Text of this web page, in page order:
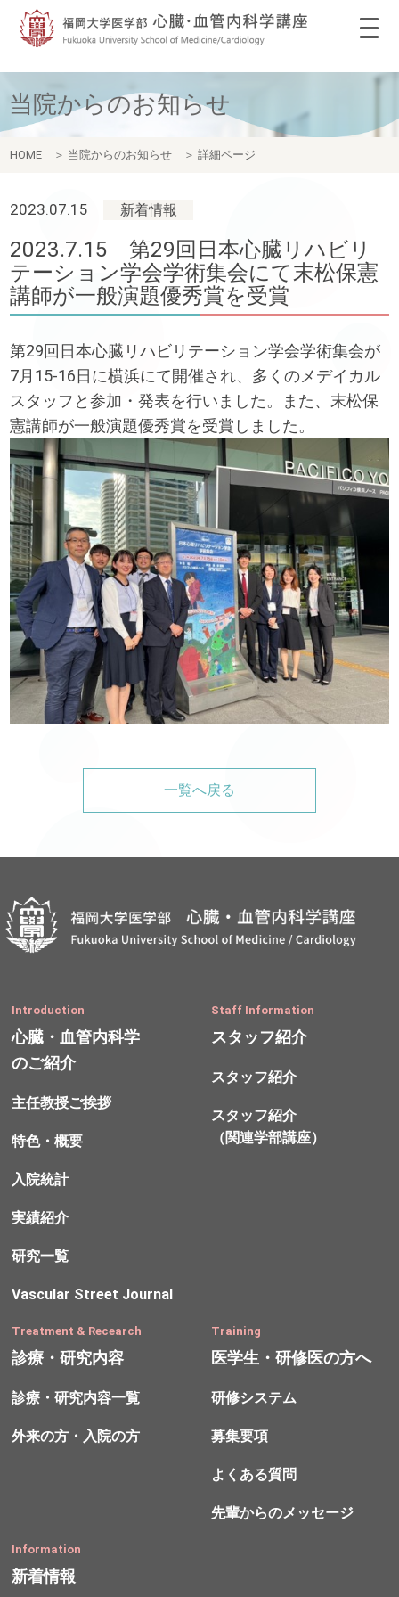
当院からのお知らせ
HOME ＞ 当院からのお知らせ ＞ 詳細ページ
2023.07.15 新着情報
2023.7.15 第29回日本心臓リハビリ
テーション学会学術集会にて末松保憲
講師が一般演題優秀賞を受賞
第29回日本心臓リハビリテーション学会学術集会が
7月15-16日に横浜にて開催され、多くのメデイカル
スタッフと参加・発表を行いました。また、末松保
憲講師が一般演題優秀賞を受賞しました。
一覧へ戻る
Introduction
心臓・血管内科学
のご紹介
主任教授ご挨拶
特色・概要
入院統計
実績紹介
研究一覧
Vascular Street Journal
Staff Information
スタッフ紹介
スタッフ紹介
スタッフ紹介
（関連学部講座）
Treatment & Recearch
診療・研究内容
診療・研究内容一覧
外来の方・入院の方
Training
医学生・研修医の方へ
研修システム
募集要項
よくある質問
先輩からのメッセージ
Information
新着情報